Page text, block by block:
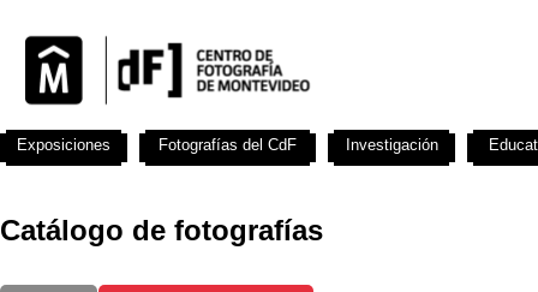
Catálogo de fotografías
Exposiciones Fotografías del CdF Investigación